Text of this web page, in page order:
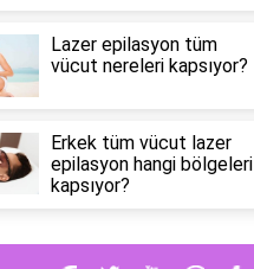
Lazer epilasyon tüm
vücut nereleri kapsıyor?
Erkek tüm vücut lazer
epilasyon hangi bölgeleri
kapsıyor?